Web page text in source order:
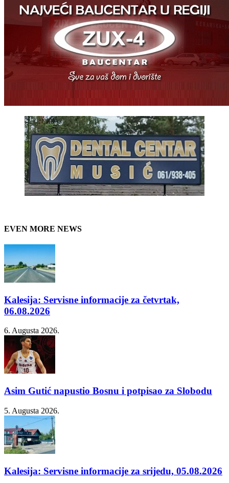
EVEN MORE NEWS
Kalesija: Servisne informacije za četvrtak,
06.08.2026
6. Augusta 2026.
Asim Gutić napustio Bosnu i potpisao za Slobodu
5. Augusta 2026.
Kalesija: Servisne informacije za srijedu, 05.08.2026